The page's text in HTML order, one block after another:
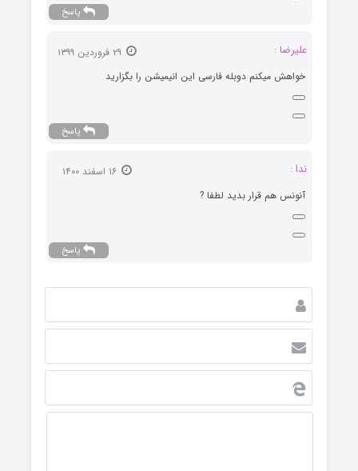
پاسخ
علیرضا :
خواهش میکنم دوبله فارسی این انیمیشن را بگزارید
پاسخ
ندا :
آنونس هم قرار بدید لطفا ?
پاسخ